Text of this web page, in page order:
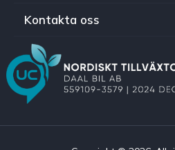
Kontakta oss